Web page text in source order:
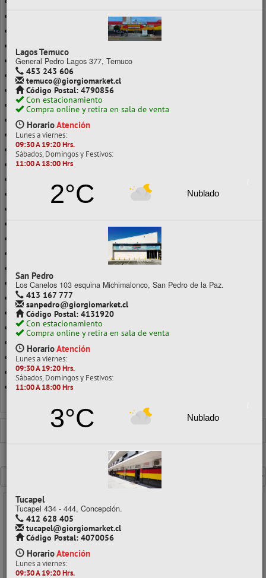
Lagos Temuco
General Pedro Lagos 377, Temuco
453 243 606
temuco@giorgiomarket.cl
Código Postal: 4790856
Con estacionamiento
Compra online y retira en sala de venta
HorarioAtención
Lunes a viernes:
09:30 A 19:20 Hrs.
Sábados, Domingos y Festivos:
11:00 A 18:00 Hrs
2°C Nublado
San Pedro
Los Canelos 103 esquina Michimalonco, San Pedro de la Paz.
413 167 777
sanpedro@giorgiomarket.cl
Código Postal: 4131920
Con estacionamiento
Compra online y retira en sala de venta
HorarioAtención
Lunes a viernes:
09:30 A 19:20 Hrs.
Sábados, Domingos y Festivos:
11:00 A 18:00 Hrs
3°C Nublado
Tucapel
Tucapel 434 - 444, Concepción.
412 628 405
tucapel@giorgiomarket.cl
Código Postal: 4070056
HorarioAtención
Lunes a viernes:
09:30 A 19:20 Hrs.
CARTULINA FLUORESCENTE
CARTULINA METALIZADA
CARTULINA OPALINA
LISO
PAPEL ARROZ
PAPEL BOND
PAPEL CELOFÁN
PAPEL CONTINUO
PAPEL COUCHE
PAPEL DIAMANTE
PAPEL MANTEQUILLA
PAPEL METALICO
PAPEL MILIMETRADO
PAPEL PLOTT
PAPEL SUBLIMACIÓN
PAPEL VOLANTÍN
ROLLO PAPEL TERMICO
SUBLIMACIÓN
PAPELERÍA PAPEL COUCHE
Mostrando un máximo de 40 resultados por página